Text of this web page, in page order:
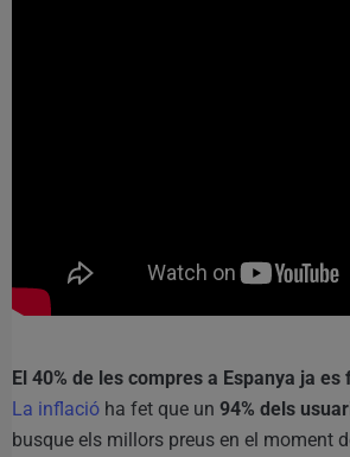
El 40% de les compres a Espanya ja es
La inflació ha fet que un 94% dels
busque els millors preus en el moment